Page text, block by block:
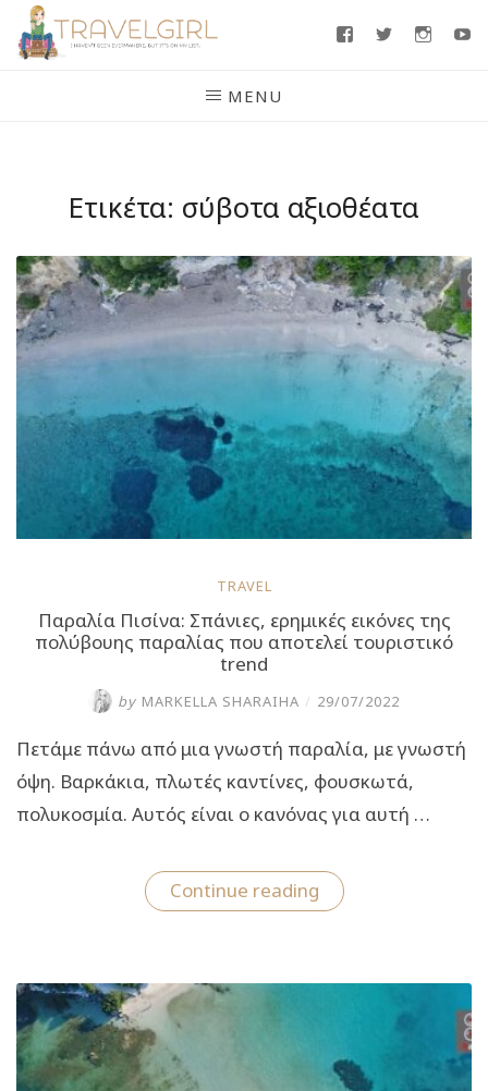
Skip
FacebookTwitter
MENU
Ετικέτα: σύβοτα αξιοθέατα
TRAVEL
Παραλία Πισίνα: Σπάνιες, ερημικές εικόνες της
πολύβουης παραλίας που αποτελεί τουριστικό
trend
by MARKELLA SHARAIHA / 29/07/2022
Πετάμε πάνω από μια γνωστή παραλία, με γνωστή
όψη. Βαρκάκια, πλωτές καντίνες, φουσκωτά,
πολυκοσμία. Αυτός είναι ο κανόνας για αυτή …
Continue reading“Παραλία
Πισίνα:
της
παραλίας
αποτελεί
τουριστικό